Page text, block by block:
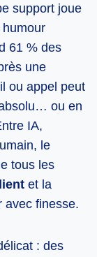
support joue
humour
61 % des
une
ou appel peut
ou en
IA,
le
tous les
et la
avec finesse.
: des